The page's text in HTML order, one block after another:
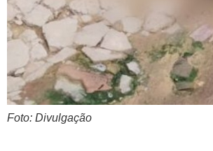
Foto: Divulgação